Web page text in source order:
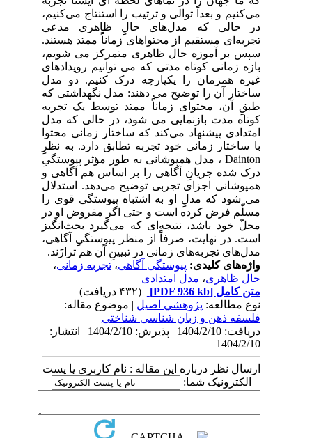
می‌کنیم و بعداًً توالی و ترتیب را استنتاج می‌کنیم،
در حالی که مدل‌های حالِِ ظاهری مدعی
تجربه‌ای مستقیم از محتواهای زماناًً ممتد هستند.
سپس بر آموزه حال ظاهری متمرکز می شویم،
بازه زمانی کوتاه مدتی که می توانیم رویدادهای
غیره همزمان را یکپارچه درک کنیم. دو مدل
ساختار آن را توضیح می دهند: مدل نگهداشتی که
طبقِِ آن، محتوای زماناًً ممتد توسط یک تجربه
کوتاه مدت بازنمایی می شود، در حالی که مدل
امتدادی پیشنهاد می‌کند که ساختار زمانی محتوا
با ساختار زمانی خود تجربه تطابق دارد. به نظرِِ
Dainton ، مدل همپوشانی به طور مؤثر پیوستگیِِ
درک شده جریانِِ آگاهی را بر اساس هم آگاهی و
همپوشانی اجزای تجربی توضیح می‌دهد. استدلال
می شود که مدلِِ او به اشتباه پیوستگی قوی را
مسلّّم فرض کرده است و حتی اگر مفروض او در
محلّّ خود باشد، نتیجه‌ای که می‌گیرد بحث‌انگیز
است. در نهایت، صرفاًً از منظر پیوستگیِِ آگاهی،
مدل‌های تجربه‌های زمانی در تبیینِِ آن هم ترازََند.
واژه‌های کلیدی:پیوستگی آگاهی،تجربه زمانی،
حال ظاهری،مدل امتدادی
متن کامل[PDF 936 kb]
نوع مطالعه:پژوهشي اصیل| موضوع مقاله:
فلسفه ذهن و زبان شناسی شناختی
دریافت: 1404/2/10 | پذیرش: 1404/2/10 | انتشار:
1404/2/10
ارسال نظر درباره این مقاله : نام کاربری یا پست
الکترونیک شما: